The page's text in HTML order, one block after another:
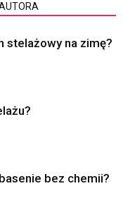
stelażowy na zimę?
bez chemii?